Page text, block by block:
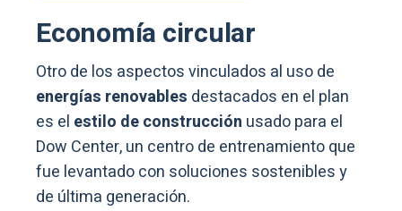
Economía circular
Otro de los aspectos vinculados al uso de
energías renovables destacados en el plan
es el estilo de construcción usado para el
Dow Center, un centro de entrenamiento que
fue levantado con soluciones sostenibles y
de última generación.